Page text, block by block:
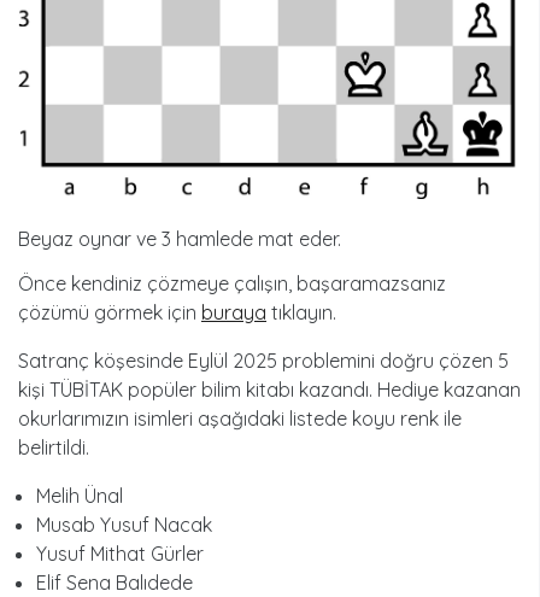
Beyaz oynar ve 3 hamlede mat eder.
Önce kendiniz çözmeye çalışın, başaramazsanız
çözümü görmek için buraya tıklayın.
Satranç köşesinde Eylül 2025 problemini doğru çözen 5
kişi TÜBİTAK popüler bilim kitabı kazandı. Hediye kazanan
okurlarımızın isimleri aşağıdaki listede koyu renk ile
belirtildi.
Melih Ünal
Musab Yusuf Nacak
Yusuf Mithat Gürler
Elif Sena Balıdede